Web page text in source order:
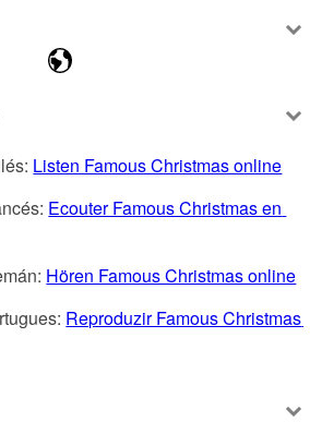
Listen Famous Christmas online
Ecouter Famous Christmas en
Hören Famous Christmas online
Reproduzir Famous Christmas